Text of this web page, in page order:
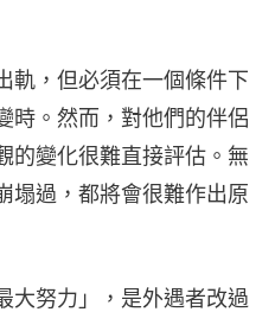
軌，但必須在一個條件下
。然而，對他們的伴侶
的變化很難直接評估。無
塌過，都將會很難作出原
大努力」，是外遇者改過